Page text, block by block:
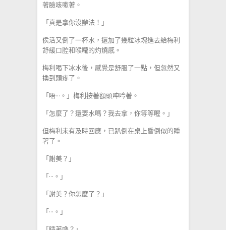
著臉咳嗽著。
「真是拿你沒辦法！」
侯活又倒了一杯水，還加了幾粒冰塊進去給梅利
舒緩口腔和喉嚨的灼燒感。
梅利喝下冰水後，感覺是舒服了一點，但忽然又
換到頭疼了。
「唔···。」梅利按著額頭呻吟著。
「怎麼了？還要水嗎？我去拿，你等等喔。」
但梅利未有及時回應，已趴倒在桌上昏倒似的睡
著了。
「謝美？」
「···。」
「謝美？你怎麼了？」
「···。」